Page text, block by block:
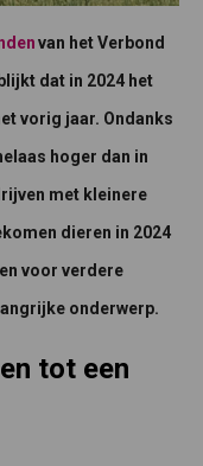
van het Verbond
dat in 2024 het
vorig jaar. Ondanks
hoger dan in
met kleinere
dieren in 2024
voor verdere
onderwerp.
tot een